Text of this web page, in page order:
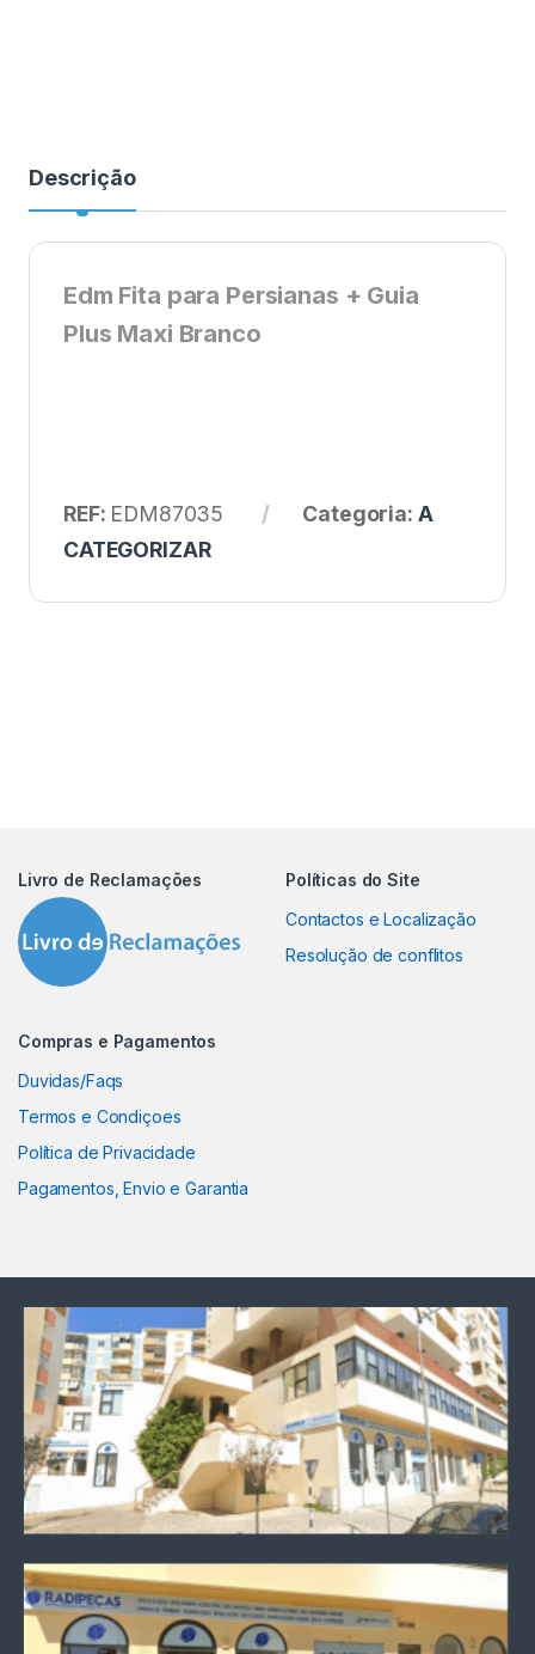
Descrição
Edm Fita para Persianas + Guia
Plus Maxi Branco
REF: EDM87035 Categoria: A
CATEGORIZAR
Livro de Reclamações
Políticas do Site
Contactos e Localização
Resolução de conflitos
Compras e Pagamentos
Duvidas/Faqs
Termos e Condiçoes
Política de Privacidade
Pagamentos, Envio e Garantia